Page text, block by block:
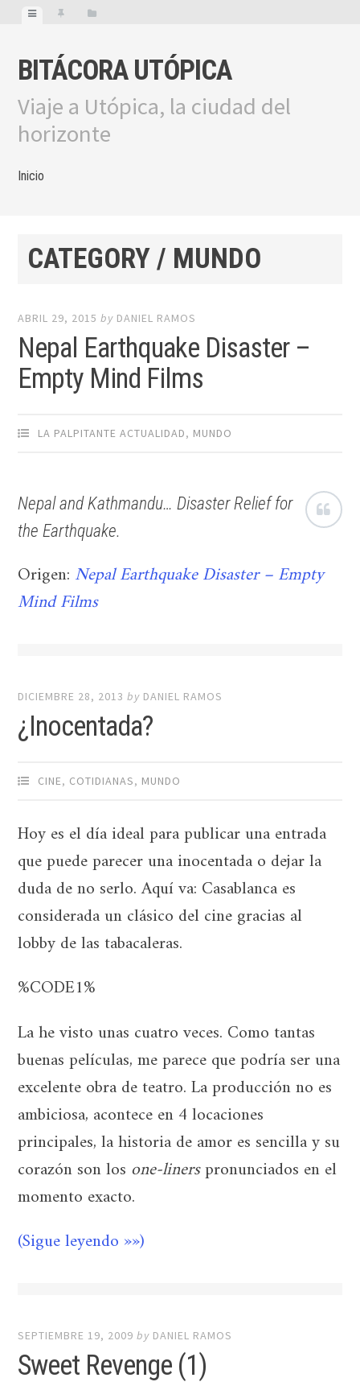
BITÁCORA UTÓPICA
Viaje a Utópica, la ciudad del
horizonte
Inicio
CATEGORY / MUNDO
ABRIL 29, 2015 by DANIEL RAMOS
Nepal Earthquake Disaster –
Empty Mind Films
LA PALPITANTE ACTUALIDAD, MUNDO
Nepal and Kathmandu… Disaster Relief for
the Earthquake.
Origen: Nepal Earthquake Disaster – Empty
Mind Films
DICIEMBRE 28, 2013 by DANIEL RAMOS
¿Inocentada?
CINE, COTIDIANAS, MUNDO
Hoy es el día ideal para publicar una entrada
que puede parecer una inocentada o dejar la
duda de no serlo. Aquí va: Casablanca es
considerada un clásico del cine gracias al
lobby de las tabacaleras.
%CODE1%
La he visto unas cuatro veces. Como tantas
buenas películas, me parece que podría ser una
excelente obra de teatro. La producción no es
ambiciosa, acontece en 4 locaciones
principales, la historia de amor es sencilla y su
corazón son los one-linerspronunciados en el
momento exacto.
(Sigue leyendo »»)
SEPTIEMBRE 19, 2009 by DANIEL RAMOS
Sweet Revenge (1)